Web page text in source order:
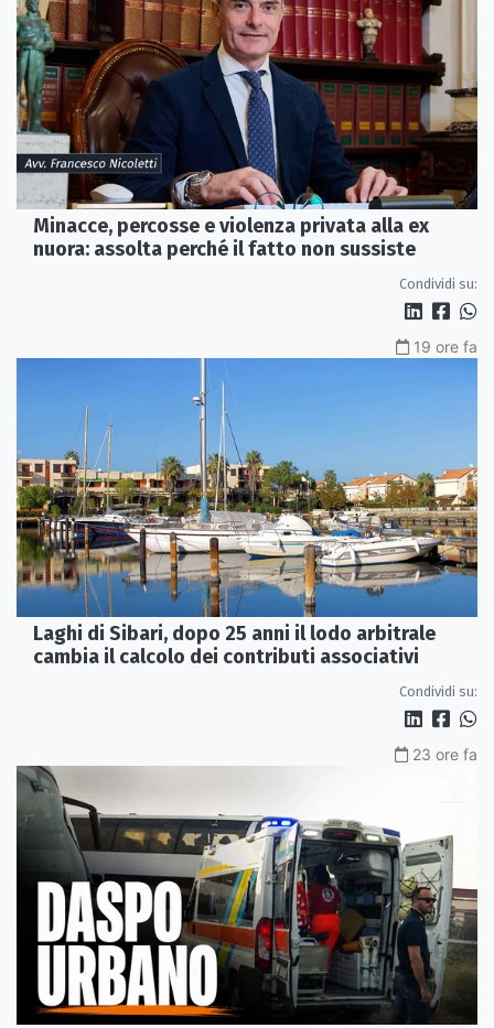
Minacce, percosse e violenza privata alla ex
nuora: assolta perché il fatto non sussiste
Condividi su:
19 ore fa
Laghi di Sibari, dopo 25 anni il lodo arbitrale
cambia il calcolo dei contributi associativi
Condividi su:
23 ore fa